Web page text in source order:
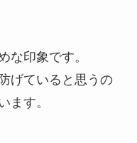
な印象です。
げていると思うの
ます。